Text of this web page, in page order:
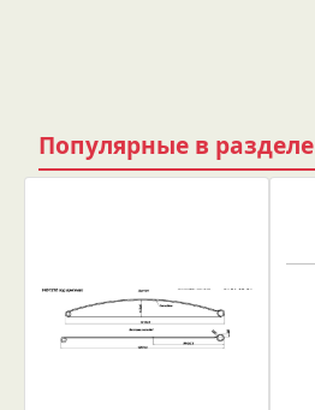
Популярные в разделе